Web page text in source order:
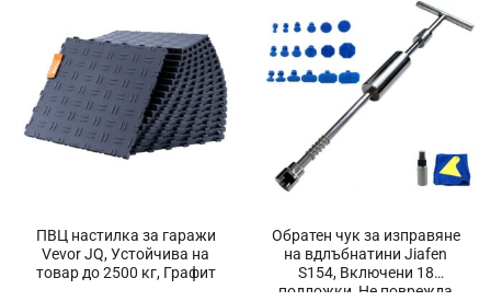
ПВЦ настилка за гаражи
Vevor JQ, Устойчива на
товар до 2500 кг, Графит
Обратен чук за изправяне
на вдлъбнатини Jiafen
S154, Включени 18
подложки, Не поврежда